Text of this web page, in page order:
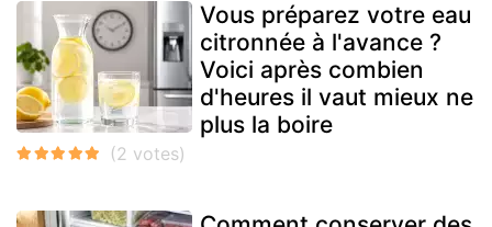
Vous préparez votre eau
citronnée à l'avance ?
Voici après combien
d'heures il vaut mieux ne
plus la boire